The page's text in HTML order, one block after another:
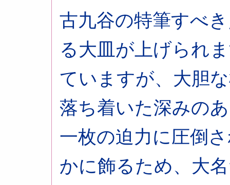
古九谷の特筆すべ
る大皿が上げられ
ていますが、大胆
落ち着いた深みの
一枚の迫力に圧倒
かに飾るため、大